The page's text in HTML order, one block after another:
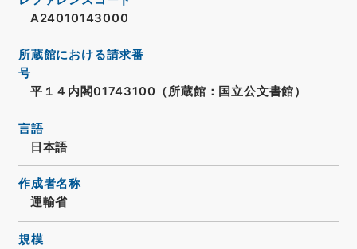
A24010143000
所蔵館における請求番
号
平１４内閣01743100（所蔵館：国立公文書館）
言語
日本語
作成者名称
運輸省
規模